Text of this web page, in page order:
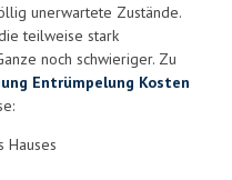
unerwartete Zustände.
teilweise stark
noch schwieriger. Zu
Entrümpelung Kosten
Hauses